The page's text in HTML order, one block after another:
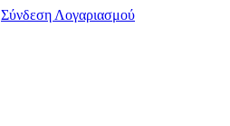
Σύνδεση Λογαριασμού